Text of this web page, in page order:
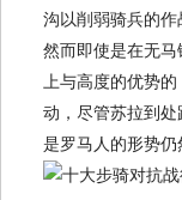
沟以削弱骑兵的作
然而即使是在无
上与高度的优势
动，尽管苏拉到
是罗马人的形势仍